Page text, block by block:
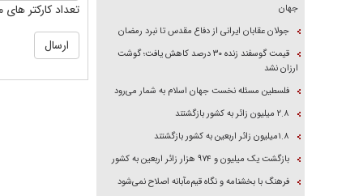
تعداد کارکتر های
جهان
جولان عقابان ایرانی از دفاع مقدس تا نبرد رمضان
قیمت گوسفند زنده ۳۰ درصد کاهش یافت؛ گوشت
ارزان نشد
فلسطین مسئله نخست جهان اسلام به شمار می‌رود
۲.۸ میلیون زائر به کشور بازگشتند
۱.۸میلیون زائر اربعین به کشور بازگشتند
بازگشت یک میلیون و ۹۷۴ هزار زائر اربعین به کشور
فرهنگ با بخشنامه و نگاه قیم‌مآبانه اصلاح نمی‌شود